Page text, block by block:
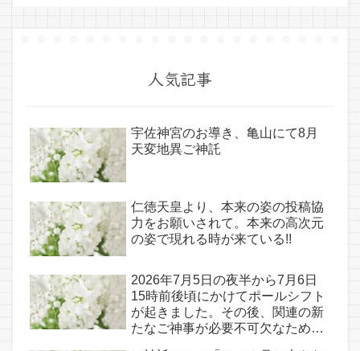
人気記事
宇佐神宮のお導き、亀山にて8月
天変地異ご神託
仁徳天皇より、本来の姿の投稿協
力をお願いされて。本来の高次元
の姿で現れる時が来ている!!
2026年7月5日の夜半から7月6日
15時前後頃にかけてポールシフト
が起きました。その後、関連の新
たなご神事が必要不可欠なため、